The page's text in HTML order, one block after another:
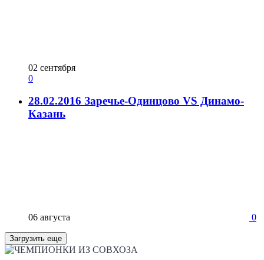
02 сентября
0
28.02.2016 Заречье-Одинцово VS Динамо-
Казань
06 августа 0
Загрузить еще